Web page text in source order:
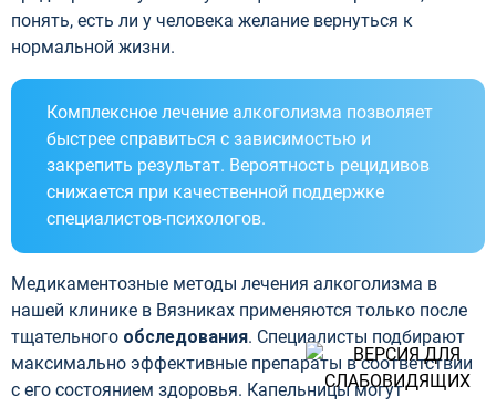
понять, есть ли у человека желание вернуться к
нормальной жизни.
Комплексное лечение алкоголизма позволяет
быстрее справиться с зависимостью и
закрепить результат. Вероятность рецидивов
снижается при качественной поддержке
специалистов-психологов.
Медикаментозные методы лечения алкоголизма в
нашей клинике в Вязниках применяются только после
тщательного обследования. Специалисты подбирают
максимально эффективные препараты в соответствии
с его состоянием здоровья. Капельницы могут